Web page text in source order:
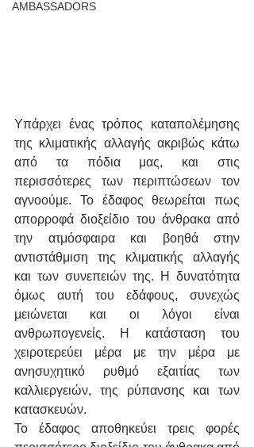
AMBASSADORS
Υπάρχει ένας τρόπος καταπολέμησης
της κλιματικής αλλαγής ακριβώς κάτω
από τα πόδια μας, και στις
περισσότερες των περιπτώσεων τον
αγνοούμε. Το έδαφος θεωρείται πως
απορροφά διοξείδιο του άνθρακα από
την ατμόσφαιρα και βοηθά στην
αντιστάθμιση της κλιματικής αλλαγής
και των συνεπειών της. Η δυνατότητα
όμως αυτή του εδάφους, συνεχώς
μειώνεται και οι λόγοι είναι
ανθρωπογενείς. Η κατάσταση του
χειροτερεύει μέρα με την μέρα με
ανησυχητικό ρυθμό εξαιτίας των
καλλιεργειών, της ρύπανσης και των
κατασκευών.
Το έδαφος αποθηκεύει τρεις φορές